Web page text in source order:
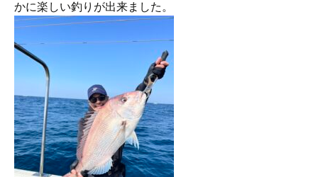
かに楽しい釣りが出来ました。